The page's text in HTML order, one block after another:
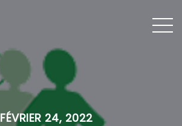
FÉVRIER 24, 2022